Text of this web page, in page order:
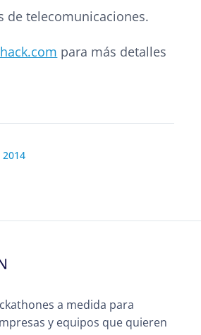
de telecomunicaciones.
para más detalles
a medida para
y equipos que quieren